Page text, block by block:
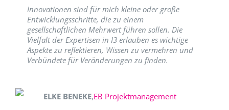
Innovationen sind für mich kleine oder große
Entwicklungsschritte, die zu einem
gesellschaftlichen Mehrwert führen sollen. Die
Vielfalt der Expertisen in I3 erlauben es wichtige
Aspekte zu reflektieren, Wissen zu vermehren und
Verbündete für Veränderungen zu finden.
ELKE BENEKE,EB Projektmanagement